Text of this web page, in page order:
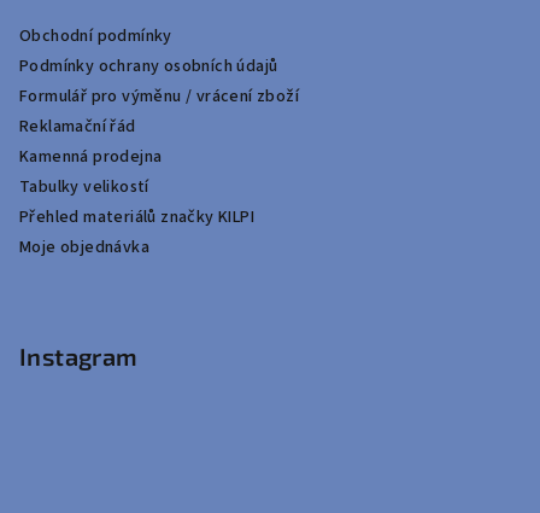
Obchodní podmínky
Podmínky ochrany osobních údajů
Formulář pro výměnu / vrácení zboží
Reklamační řád
Kamenná prodejna
Tabulky velikostí
Přehled materiálů značky KILPI
Moje objednávka
Instagram